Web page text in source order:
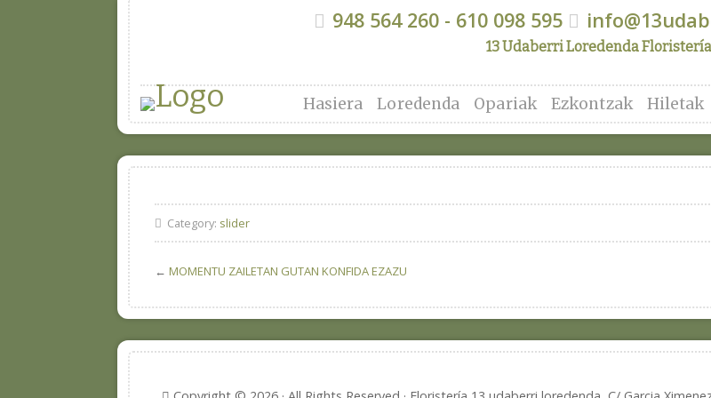
948 564 260 - 610 098 595
13 Udaberri Loredenda Floristería
Hasiera Loredenda Opariak Ezkontzak Hiletak
Category: slider
← MOMENTU ZAILETAN GUTAN KONFIDA EZAZU